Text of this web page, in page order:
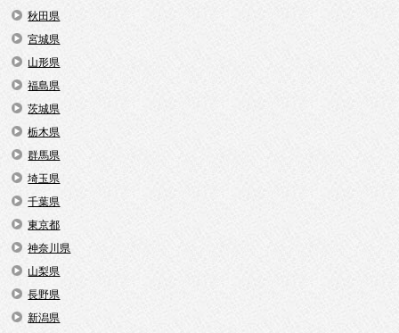
秋田県
宮城県
山形県
福島県
茨城県
栃木県
群馬県
埼玉県
千葉県
東京都
神奈川県
山梨県
長野県
新潟県